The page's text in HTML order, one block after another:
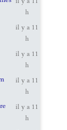
h
il y a 11
h
il y a 11
h
il y a 11
h
il y a 11
h